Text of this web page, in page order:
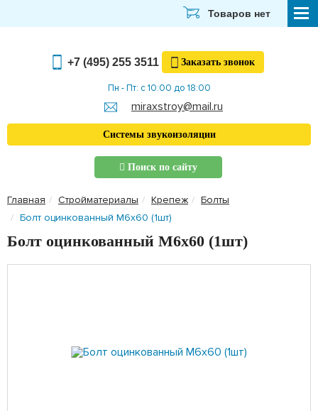
ОТДЕЛОЧНЫЕ МАТЕРИАЛЫ
ЭЛЕКТРИКА И ОСВЕЩЕНИЕ
ЗВУКОИЗОЛЯЦИЯ
Главная
Товаров нет
+7 (495) 255 3511 Заказать звонок
Пн - Пт: с 10:00 до 18:00
miraxstroy@mail.ru
Системы звукоизоляции
Поиск по сайту
Главная Стройматериалы Крепеж
Болты
Болт оцинкованный М6х60 (1шт)
Болт оцинкованный М6х60 (1шт)